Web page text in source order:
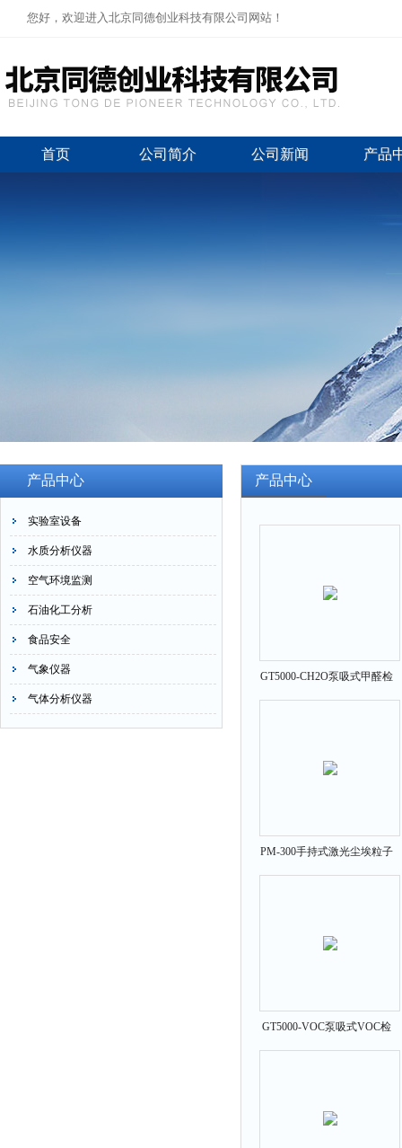
您好，欢迎进入北京同德创业科技有限公司网站！
首页 公司简介 公司新闻 产品
产品中心
实验室设备
水质分析仪器
空气环境监测
石油化工分析
食品安全
气象仪器
气体分析仪器
产品中心
GT5000-CH2O泵吸式甲醛检
测仪
PM-300手持式激光尘埃粒子
计数器
GT5000-VOC泵吸式VOC检
测仪 VOC气体报警仪